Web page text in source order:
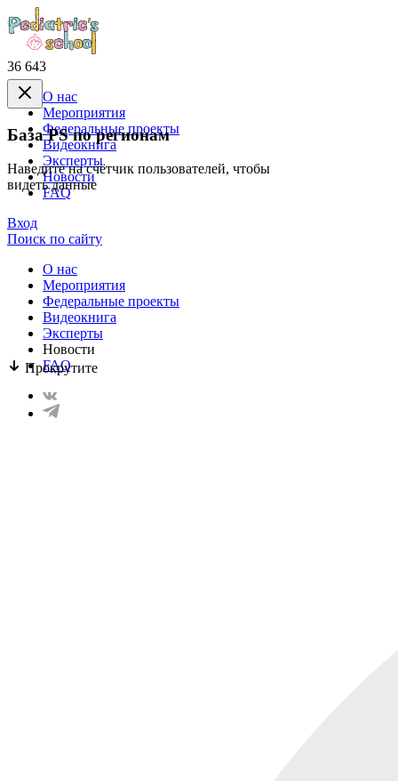
36 643
База PS по регионам
Наведите на счётчик пользователей, чтобы
видеть данные
Прокрутите
О нас
Mероприятия
Федеральные проекты
Видеокнига
Эксперты
Новости
FAQ
Вход
Поиск по сайту
О нас
Mероприятия
Федеральные проекты
Видеокнига
Эксперты
Новости
FAQ